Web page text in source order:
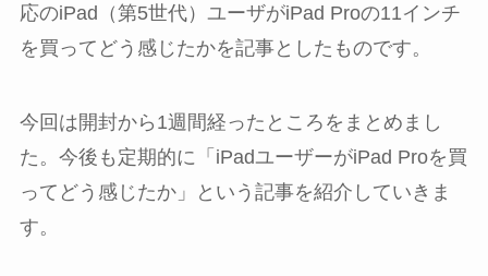
応のiPad（第5世代）ユーザがiPad Proの11インチ
を買ってどう感じたかを記事としたものです。
今回は開封から1週間経ったところをまとめまし
た。今後も定期的に「iPadユーザーがiPad Proを買
ってどう感じたか」という記事を紹介していきま
す。